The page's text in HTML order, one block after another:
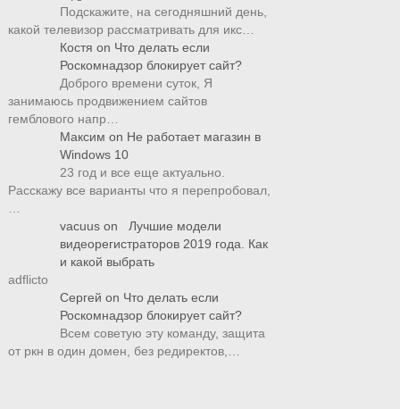
Подскажите, на сегодняшний день,
какой телевизор рассматривать для икс…
Костя on Что делать если
Роскомнадзор блокирует сайт?
Доброго времени суток, Я
занимаюсь продвижением сайтов
гемблового напр…
Максим on Не работает магазин в
Windows 10
23 год и все еще актуально.
Расскажу все варианты что я перепробовал,
vacuus on
Лучшие модели
видеорегистраторов 2019 года. Как
и какой выбрать
adflicto
Сергей on Что делать если
Роскомнадзор блокирует сайт?
Всем советую эту команду, защита
от ркн в один домен, без редиректов,…